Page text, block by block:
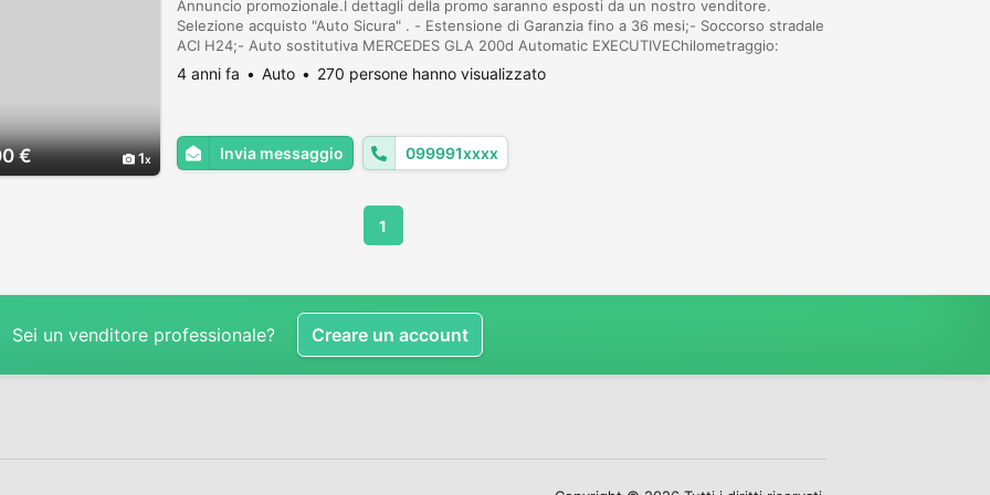
€ 1
Annuncio promozionale.I dettagli della promo saranno esposti da un nostro venditore.
Selezione acquisto "Auto Sicura" . - Estensione di Garanzia fino a 36 mesi;- Soccorso stradale
ACI H24;- Auto sostitutiva MERCEDES GLA 200d Automatic EXECUTIVEChilometraggio:
92.000Anno: 11/2017Motore:2.143 ccPotenza: 136CV/ 103kwAlimentazione: GasolioTipo di
cambio: automat...
4 anni fa Auto 270 persone hanno visualizzato
Invia messaggio 099991xxxx
1
Sei un venditore professionale? Creare un account